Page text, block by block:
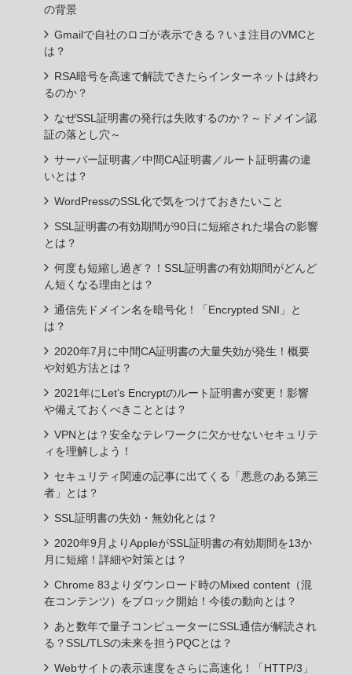
の背景
Gmailで自社のロゴが表示できる？いま注目のVMCと
は？
RSA暗号を高速で解読できたらインターネットは終わ
るのか？
なぜSSL証明書の発行は失敗するのか？～ドメイン認
証の落とし穴～
サーバー証明書／中間CA証明書／ルート証明書の違
いとは？
WordPressのSSL化で気をつけておきたいこと
SSL証明書の有効期間が90日に短縮された場合の影響
とは？
何度も短縮し過ぎ？！SSL証明書の有効期間がどんど
ん短くなる理由とは？
通信先ドメイン名を暗号化！「Encrypted SNI」と
は？
2020年7月に中間CA証明書の大量失効が発生！概要
や対処方法とは？
2021年にLet’s Encryptのルート証明書が変更！影響
や備えておくべきこととは？
VPNとは？安全なテレワークに欠かせないセキュリテ
ィを理解しよう！
セキュリティ関連の記事に出てくる「悪意のある第三
者」とは？
SSL証明書の失効・無効化とは？
2020年9月よりAppleがSSL証明書の有効期間を13か
月に短縮！詳細や対策とは？
Chrome 83よりダウンロード時のMixed content（混
在コンテンツ）をブロック開始！今後の動向とは？
あと数年で量子コンピューターにSSL通信が解読され
る？SSL/TLSの未来を担うPQCとは？
Webサイトの表示速度をさらに高速化！「HTTP/3」